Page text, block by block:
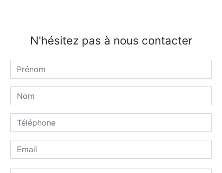
N'hésitez pas à nous contacter